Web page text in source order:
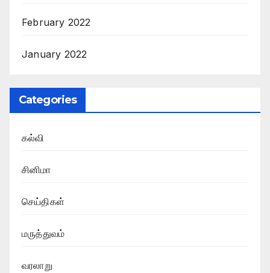
February 2022
January 2022
Categories
கல்வி
சினிமா
செய்திகள்
மருத்துவம்
வரலாறு